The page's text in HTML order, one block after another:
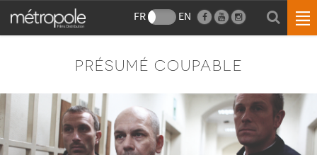
FR EN
PRÉSUMÉ COUPABLE